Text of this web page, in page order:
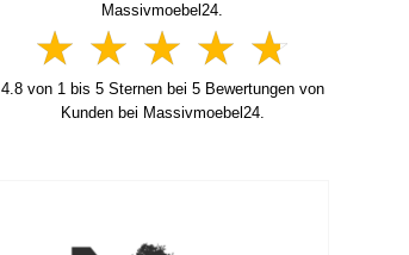
Massivmoebel24.
4.8von 1bis 5Sternen bei 5Bewertungen von
Kunden bei Massivmoebel24.